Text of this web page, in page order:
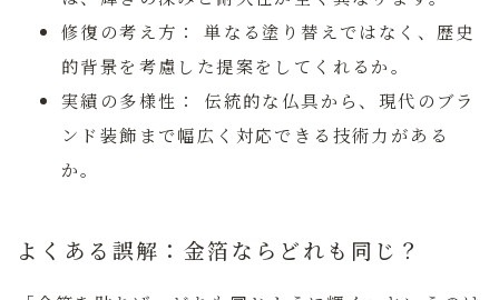
修復の考え方：
単なる塗り替えではなく、歴史
的背景を考慮した提案をしてくれるか。
実績の多様性：
伝統的な仏具から、現代のブラ
ンド装飾まで幅広く対応できる技術力がある
か。
よくある誤解：金箔ならどれも同じ？